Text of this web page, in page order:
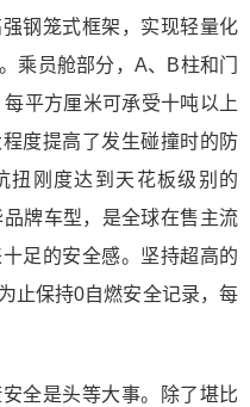
钢笼式框架，实现轻量化
乘员舱部分，A、B柱和门
平方厘米可承受十吨以上
度提高了发生碰撞时的防
扭刚度达到天花板级别的
牌车型，是全球在售主流
足的安全感。坚持超高的
止保持0自燃安全记录，每
全是头等大事。除了堪比